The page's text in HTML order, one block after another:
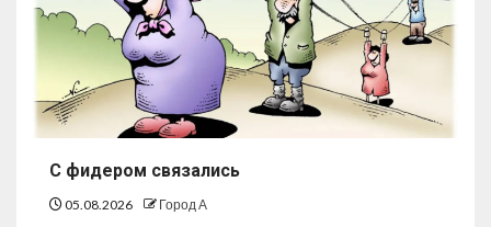
С фидером связались
05.08.2026 Город А